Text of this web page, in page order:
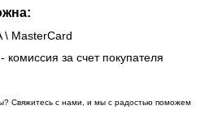
\ MasterCard
за счет покупателя
Свяжитесь с нами, и мы с радостью поможем